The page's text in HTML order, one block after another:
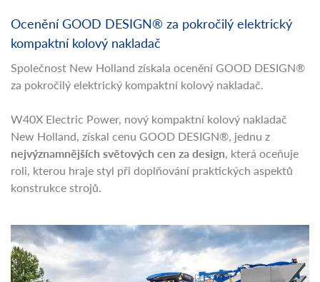
Ocenění GOOD DESIGN® za pokročilý elektrický
kompaktní kolový nakladač
Společnost New Holland získala ocenění GOOD DESIGN®
za pokročilý elektrický kompaktní kolový nakladač.
W40X Electric Power, nový kompaktní kolový nakladač
New Holland, získal cenu GOOD DESIGN®, jednu z
nejvýznamnějších světových cen za design, která oceňuje
roli, kterou hraje styl při doplňování praktických aspektů
konstrukce strojů.